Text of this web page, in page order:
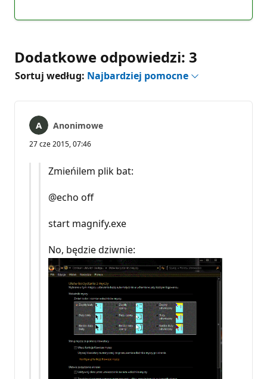
Dodatkowe odpowiedzi: 3
Sortuj według: Najbardziej pomocne
Anonimowe
27 cze 2015, 07:46
Zmieńilem plik bat:
@echo off
start magnify.exe
No, będzie dziwnie: